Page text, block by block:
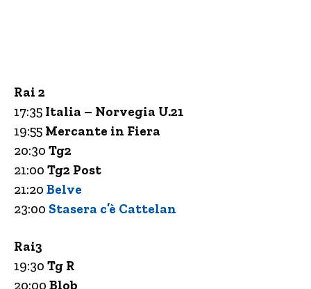
Rai 2
17:35 Italia – Norvegia U.21
19:55 Mercante in Fiera
20:30 Tg2
21:00 Tg2 Post
21:20 Belve
23:00 Stasera c’è Cattelan
Rai3
19:30 Tg R
20:00 Blob